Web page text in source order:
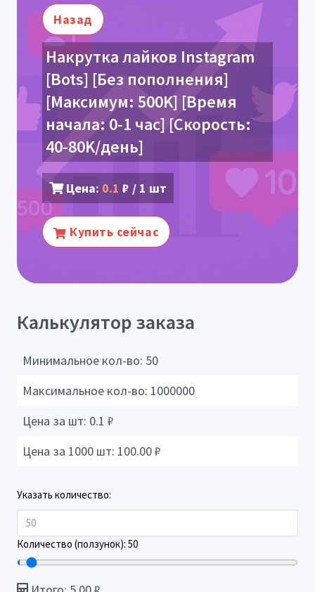
Назад
Накрутка лайков Instagram
[Bots] [Без пополнения]
[Максимум: 500K] [Время
начала: 0-1 час] [Скорость:
40-80K/день]
Цена: 0.1 ₽ / 1 шт
Купить сейчас
Калькулятор заказа
Минимальное кол-во: 50
Максимальное кол-во: 1000000
Цена за шт: 0.1 ₽
Цена за 1000 шт: 100.00₽
Указать количество:
Количество (ползунок): 50